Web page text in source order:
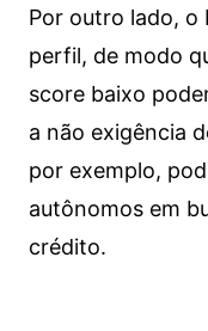
Por outro lado, o
perfil, de modo
score baixo
a não exigência
por exemplo,
autônomos em
crédito.